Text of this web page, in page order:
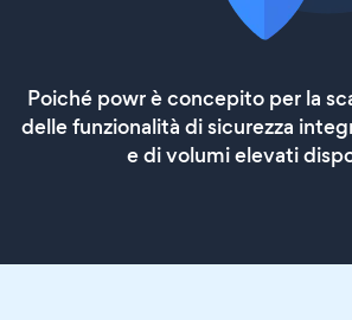
Poiché powr è concepito per la
delle funzionalità di sicurezza
e di volumi elevati